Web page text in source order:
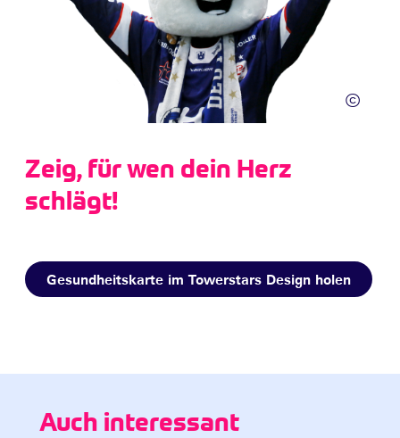
©
Zeig, für wen dein Herz
schlägt!
Gesundheitskarte im Towerstars Design holen
Auch interessant